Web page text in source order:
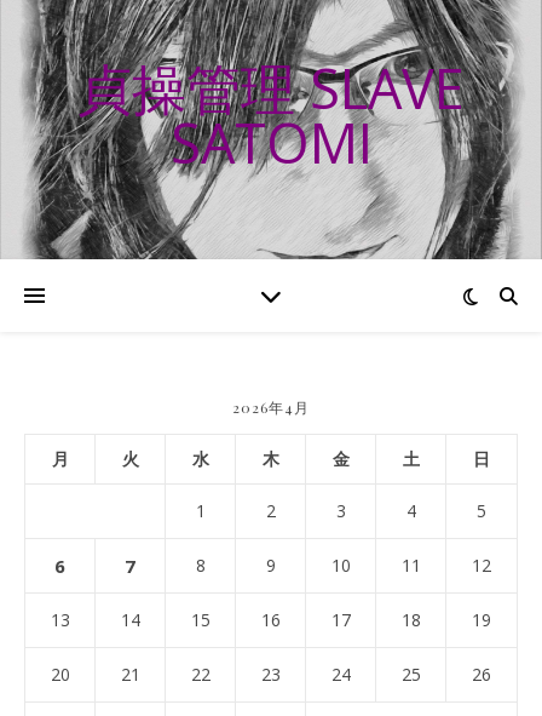
貞操管理 SLAVE
SATOMI
2026年4月
月 火 水 木 金 土 日
1 2 3 4 5
6 7 8 9 10 11 12
13 14 15 16 17 18 19
20 21 22 23 24 25 26